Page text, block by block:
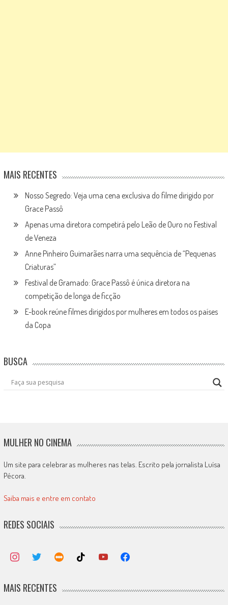
MAIS RECENTES
Nosso Segredo: Veja uma cena exclusiva do filme dirigido por
Grace Passô
Apenas uma diretora competirá pelo Leão de Ouro no Festival
de Veneza
Anne Pinheiro Guimarães narra uma sequência de “Pequenas
Criaturas”
Festival de Gramado: Grace Passô é única diretora na
competição de longa de ficção
E-book reúne filmes dirigidos por mulheres em todos os países
da Copa
BUSCA
MULHER NO CINEMA
Um site para celebrar as mulheres nas telas. Escrito pela jornalista Luísa
Pécora.
Saiba mais e entre em contato
REDES SOCIAIS
MAIS RECENTES